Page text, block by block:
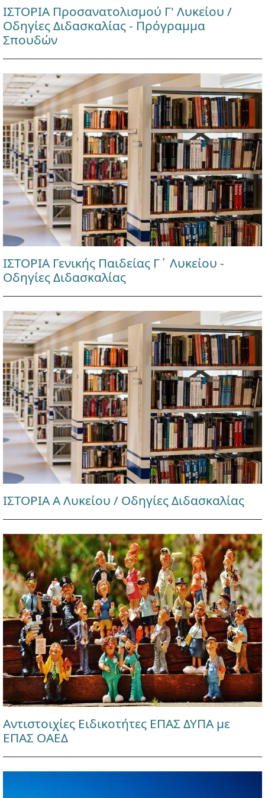
ΙΣΤΟΡΙΑ Προσανατολισμού Γ' Λυκείου /
Οδηγίες Διδασκαλίας - Πρόγραμμα
Σπουδών
ΙΣΤΟΡΙΑ Γενικής Παιδείας Γ΄ Λυκείου -
Οδηγίες Διδασκαλίας
ΙΣΤΟΡΙΑ Α Λυκείου / Οδηγίες Διδασκαλίας
Αντιστοιχίες Ειδικοτήτες ΕΠΑΣ ΔΥΠΑ με
ΕΠΑΣ ΟΑΕΔ